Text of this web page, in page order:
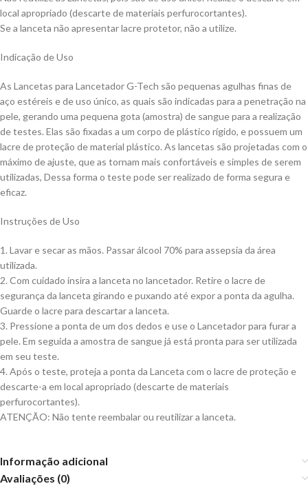
local apropriado (descarte de materiais perfurocortantes).
Se a lanceta não apresentar lacre protetor, não a utilize.
Indicação de Uso
As Lancetas para Lancetador G-Tech são pequenas agulhas finas de
aço estéreis e de uso único, as quais são indicadas para a penetração na
pele, gerando uma pequena gota (amostra) de sangue para a realização
de testes. Elas são fixadas a um corpo de plástico rígido, e possuem um
lacre de proteção de material plástico. As lancetas são projetadas com o
máximo de ajuste, que as tornam mais confortáveis e simples de serem
utilizadas, Dessa forma o teste pode ser realizado de forma segura e
eficaz.
Instruções de Uso
1. Lavar e secar as mãos. Passar álcool 70% para assepsia da área
utilizada.
2. Com cuidado insira a lanceta no lancetador. Retire o lacre de
segurança da lanceta girando e puxando até expor a ponta da agulha.
Guarde o lacre para descartar a lanceta.
3. Pressione a ponta de um dos dedos e use o Lancetador para furar a
pele. Em seguida a amostra de sangue já está pronta para ser utilizada
em seu teste.
4. Após o teste, proteja a ponta da Lanceta com o lacre de proteção e
descarte-a em local apropriado (descarte de materiais
perfurocortantes).
ATENÇÃO: Não tente reembalar ou reutilizar a lanceta.
Informação adicional
Avaliações (0)